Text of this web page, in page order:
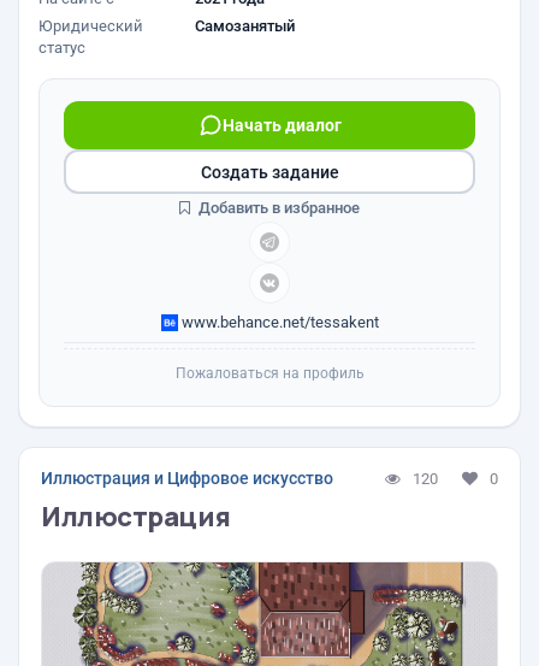
Юридический
статус
Самозанятый
Начать диалог
www.behance.net/tessakent
Создать задание
Добавить в избранное
Пожаловаться на профиль
Иллюстрация и Цифровое искусство 120 0
Иллюстрация